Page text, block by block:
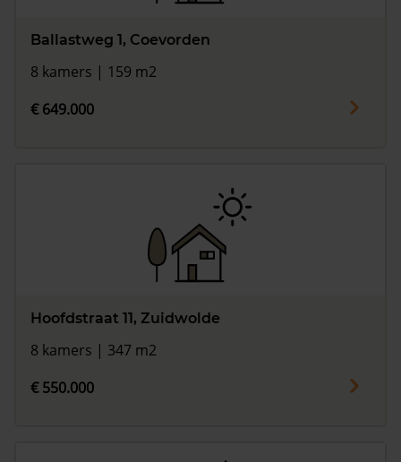
Ballastweg 1, Coevorden
8 kamers | 159 m2
€ 649.000
Hoofdstraat 11, Zuidwolde
8 kamers | 347 m2
€ 550.000